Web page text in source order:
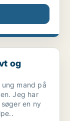
team
og
mand på
Jeg har
en ny